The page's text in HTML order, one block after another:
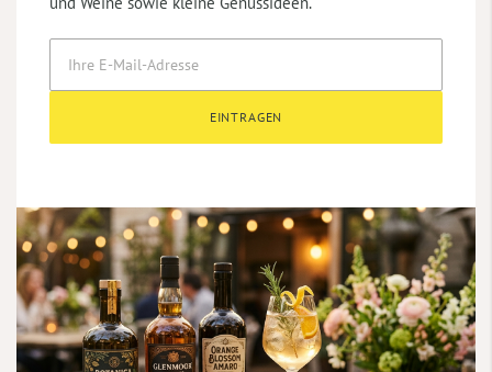
EINTRAGEN